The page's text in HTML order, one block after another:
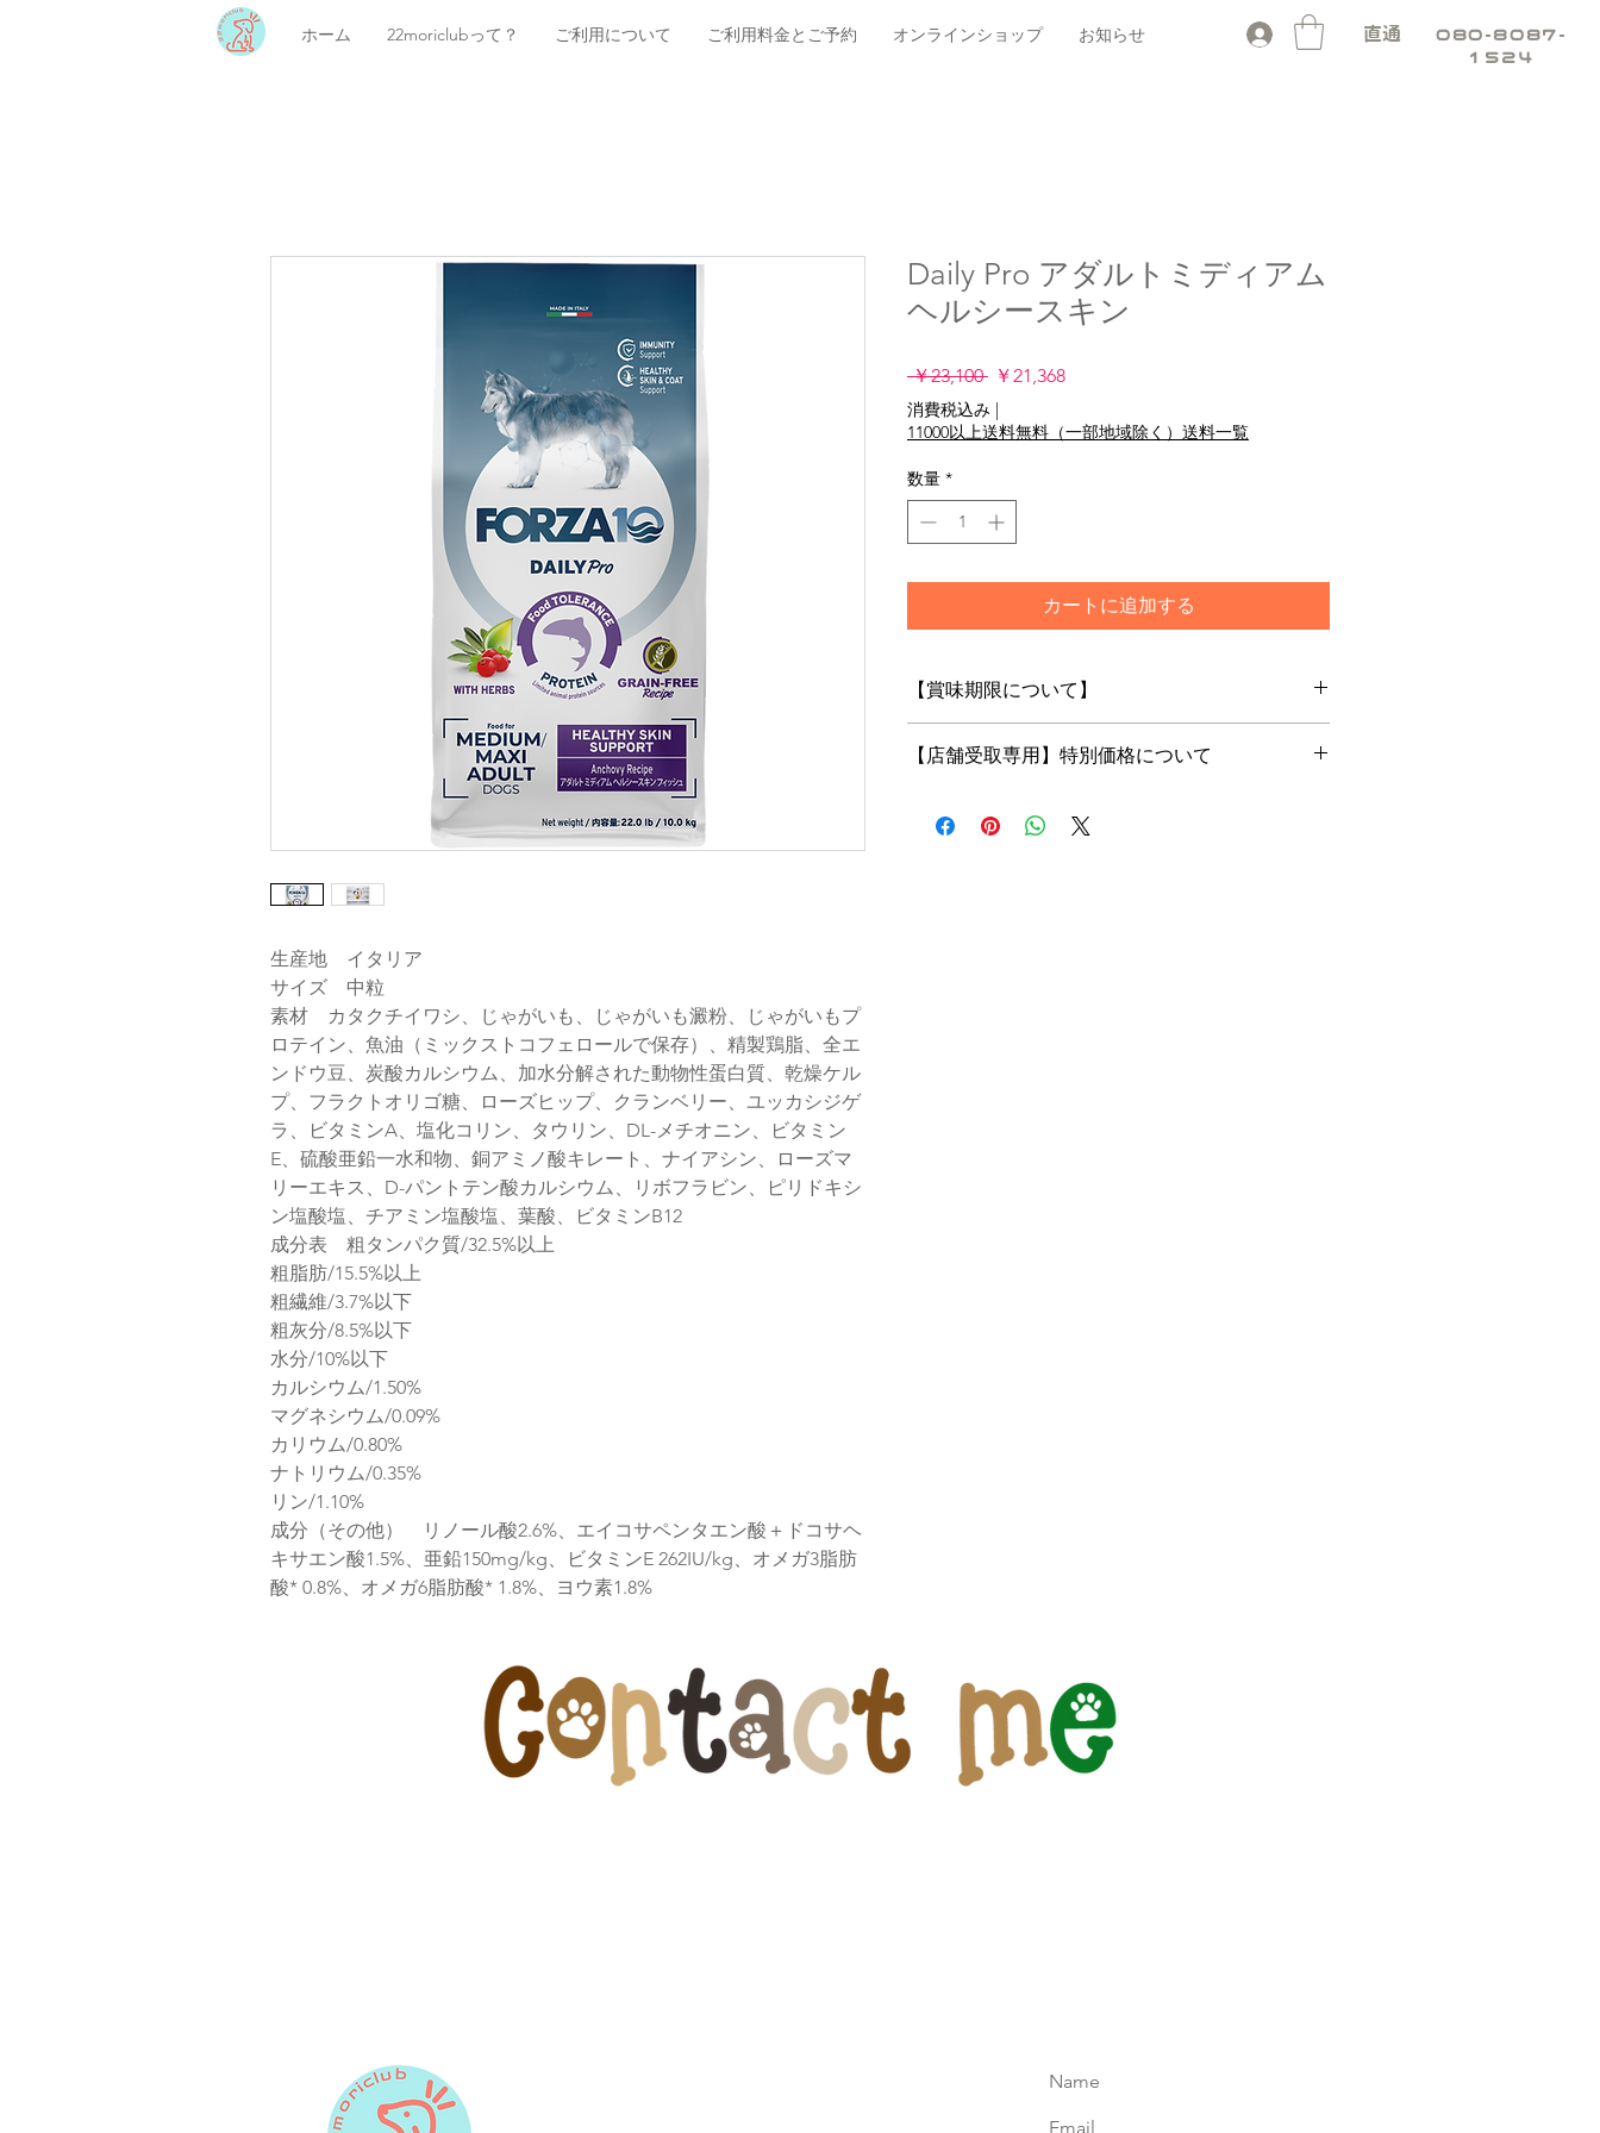
ホーム 22moriclubって？ ご利用について ご利用料金とご予約 オンラインショップ お知らせ 直通
080-8087-
1524
生産地 イタリア
サイズ 中粒
素材 カタクチイワシ、じゃがいも、じゃがいも澱粉、じゃがいもプ
ロテイン、魚油（ミックストコフェロールで保存）、精製鶏脂、全エ
ンドウ豆、炭酸カルシウム、加水分解された動物性蛋白質、乾燥ケル
プ、フラクトオリゴ糖、ローズヒップ、クランベリー、ユッカシジゲ
ラ、ビタミンA、塩化コリン、タウリン、DL-メチオニン、ビタミン
E、硫酸亜鉛一水和物、銅アミノ酸キレート、ナイアシン、ローズマ
リーエキス、D-パントテン酸カルシウム、リボフラビン、ピリドキシ
ン塩酸塩、チアミン塩酸塩、葉酸、ビタミンB12
成分表 粗タンパク質/32.5%以上
粗脂肪/15.5%以上
粗繊維/3.7%以下
粗灰分/8.5%以下
水分/10%以下
カルシウム/1.50%
マグネシウム/0.09%
カリウム/0.80%
ナトリウム/0.35%
リン/1.10%
成分（その他） リノール酸2.6%、エイコサペンタエン酸＋ドコサヘ
キサエン酸1.5%、亜鉛150mg/kg、ビタミンE 262IU/kg、オメガ3脂肪
酸* 0.8%、オメガ6脂肪酸* 1.8%、ヨウ素1.8%
Daily Pro アダルトミディアム
ヘルシースキン
￥23,100 通
常
価
￥21,368セ
ル
消費税込み |
11000以上送料無料（一部地域除く）送料一覧
数量 *
カートに追加する
【賞味期限について】
当店はお客様にご注文を頂いてからメーカー最新ロット
【店舗受取専用】特別価格について
トで「店舗受取」をご選択ください